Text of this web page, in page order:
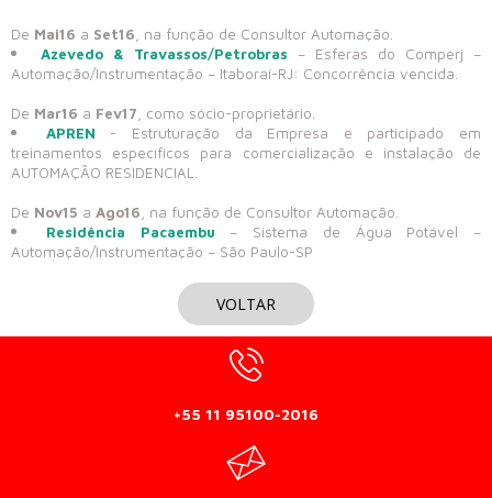
De Mai16 a Set16, na função de Consultor Automação.
Azevedo & Travassos/Petrobras – Esferas do Comperj –
Automação/Instrumentação – Itaboraí-RJ: Concorrência vencida.
De Mar16 a Fev17, como sócio-proprietário.
APREN - Estruturação da Empresa e participado em
treinamentos específicos para comercialização e instalação de
AUTOMAÇÃO RESIDENCIAL.
De Nov15 a Ago16, na função de Consultor Automação.
Residência Pacaembu – Sistema de Água Potável –
Automação/Instrumentação – São Paulo-SP
VOLTAR
+55 11 95100-2016